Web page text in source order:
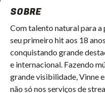
SOBRE
Com talento natural para a
seu primeiro hit aos 18
conquistando grande
e internacional. Fazendo
grande visibilidade, Vinne
não só nos serviços de